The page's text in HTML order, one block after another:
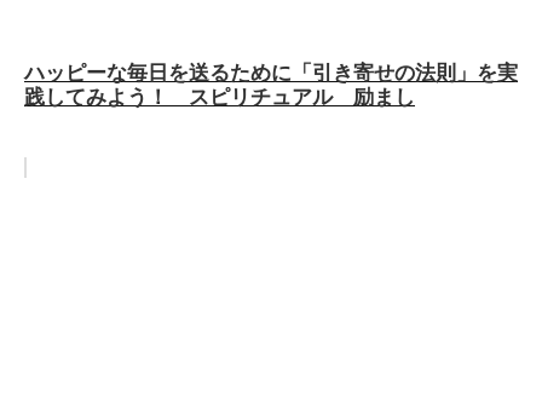
ハッピーな毎日を送るために「引き寄せの法則」を実
践してみよう！ スピリチュアル 励まし